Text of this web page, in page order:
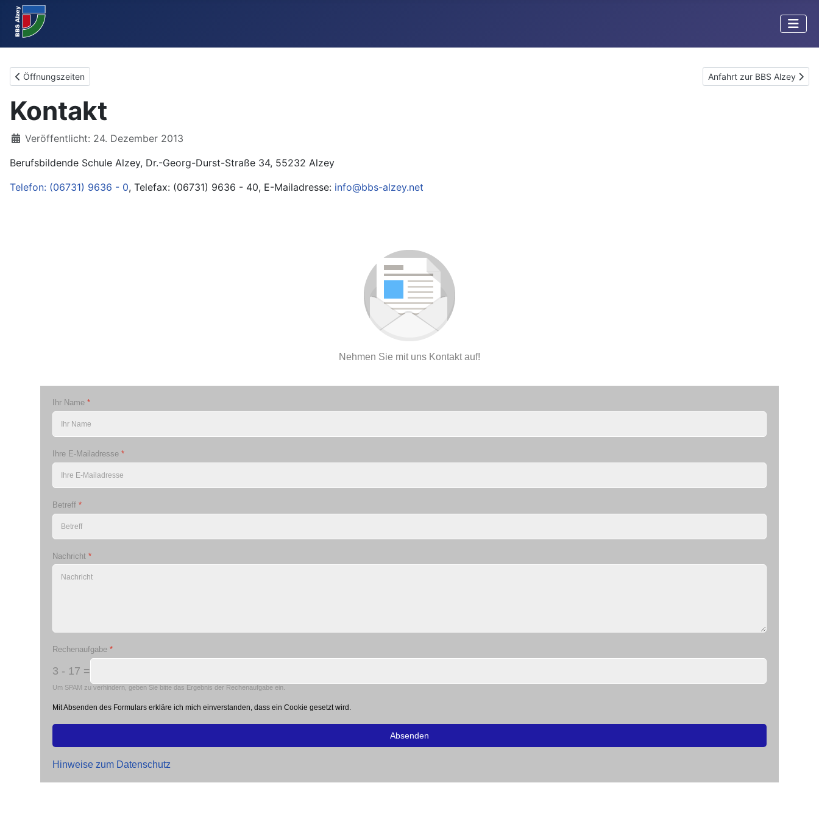
Vorheriger Beitrag: Öffnungszeiten
Öffnungszeiten Nächster Beitrag: Anfahrt
Anfahrt zur BBS Alzey
Kontakt
Details
Veröffentlicht: 24. Dezember 2013
Berufsbildende Schule Alzey, Dr.-Georg-Durst-Straße 34, 55232 Alzey
Telefon: (06731) 9636 - 0, Telefax: (06731) 9636 - 40, E-Mailadresse: info@bbs-alzey.net
Nehmen Sie mit uns Kontakt auf!
Ihr Name *
Ihre E-Mailadresse *
Betreff *
Nachricht *
Rechenaufgabe *
3 - 17 =
Um SPAM zu verhindern, geben Sie bitte das Ergebnis der Rechenaufgabe ein.
Mit Absenden des Formulars erkläre ich mich einverstanden, dass ein Cookie gesetzt wird.
Absenden
Hinweise zum Datenschutz